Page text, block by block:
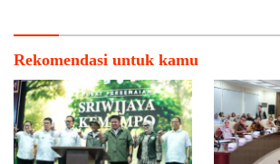
Rekomendasi untuk kamu